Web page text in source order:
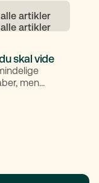
artikler
skal vide
men
egentlig
adskiller sig
du et klart